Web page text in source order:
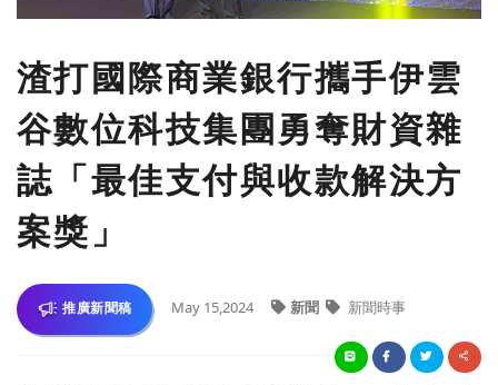
渣打國際商業銀行攜手伊雲
谷數位科技集團勇奪財資雜
誌「最佳支付與收款解決方
案獎」
推廣新聞稿 May 15,2024 新聞 新聞時事